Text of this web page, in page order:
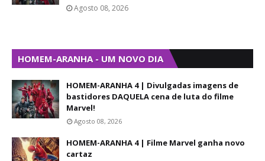
Agosto 08, 2026
HOMEM-ARANHA - UM NOVO DIA
HOMEM-ARANHA 4 | Divulgadas imagens de
bastidores DAQUELA cena de luta do filme
Marvel!
Agosto 08, 2026
HOMEM-ARANHA 4 | Filme Marvel ganha novo
cartaz